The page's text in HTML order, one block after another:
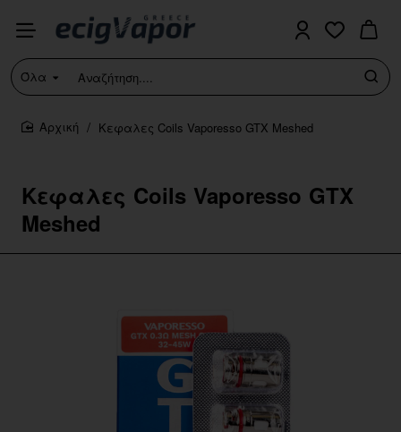
Όλα
Αναζήτηση....
Κεφαλες Coils Vaporesso GTX
Meshed
home
Κεφαλες Coils Vaporesso GTX Meshed